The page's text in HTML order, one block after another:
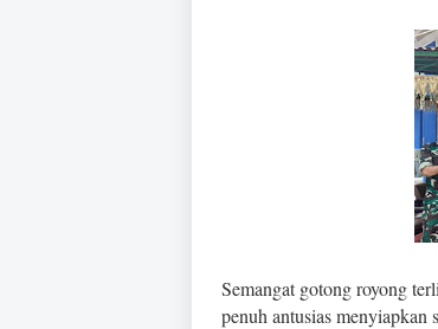
Semangat gotong royong
penuh antusias menyiapkan